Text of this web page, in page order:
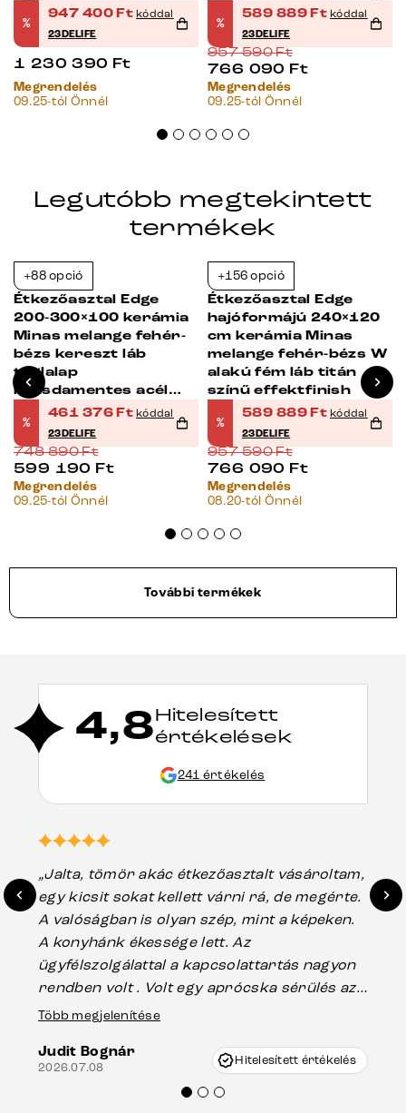
%
947 400Ft kóddal
23DELIFE
1 230 390 Ft
Megrendelés
09.25-tól Önnél
%
589 889Ft kóddal
23DELIFE
957 590Ft
766 090 Ft
Megrendelés
09.25-tól Önnél
Legutóbb megtekintett
termékek
+88 opció
Étkezőasztal Edge
200-300×100 kerámia
Minas melange fehér-
bézs kereszt láb
téglalap
rozsdamentes acél
kihúzható
%
461 376Ft kóddal
23DELIFE
748 890Ft
599 190 Ft
Megrendelés
09.25-tól Önnél
+156 opció
Étkezőasztal Edge
hajóformájú 240×120
cm kerámia Minas
melange fehér-bézs W
alakú fém láb titán
színű effektfinish
%
589 889Ft kóddal
23DELIFE
957 590Ft
766 090 Ft
Megrendelés
08.20-tól Önnél
További termékek
4,8Hitelesített
értékelések
241 értékelés
„Jalta, tömör akác étkezőasztalt vásároltam,
egy kicsit sokat kellett várni rá, de megérte.
A valóságban is olyan szép, mint a képeken.
A konyhánk ékessége lett. Az
ügyfélszolgálattal a kapcsolattartás nagyon
rendben volt . Volt egy aprócska sérülés az
asztal talpánál, ami szállításkor
nagyon korrekten jártak el az ügyemben.
Mindenkinek ajánlani tudom a Delife
Több megjelenítése
Judit Bognár
2026.07.08 Hitelesített értékelés